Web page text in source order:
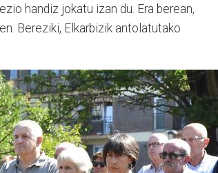
handiz jokatu izan du. Era berean,
Bereziki, Elkarbizik antolatutako